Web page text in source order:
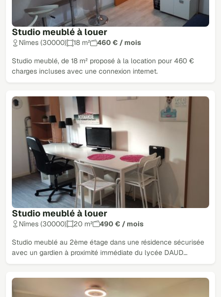
Studio meublé à louer
Nîmes (30000) 18 m² 460 € / mois
Studio meublé, de 18 m² proposé à la location pour 460 €
charges incluses avec une connexion internet.
Studio meublé à louer
Nîmes (30000) 20 m² 490 € / mois
Studio meublé au 2ème étage dans une résidence sécurisée
avec un gardien à proximité immédiate du lycée DAUD…